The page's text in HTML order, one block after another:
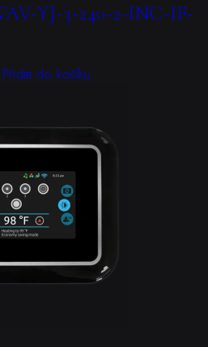
YJ-3-240-2-INC-IF-
Přidat do košíku